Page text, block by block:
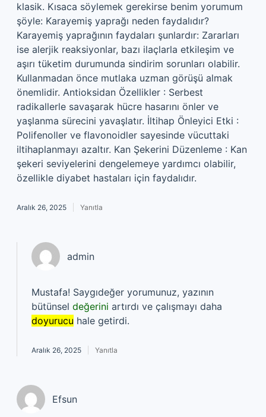
klasik. Kısaca söylemek gerekirse benim yorumum
şöyle: Karayemiş yaprağı neden faydalıdır?
Karayemiş yaprağının faydaları şunlardır: Zararları
ise alerjik reaksiyonlar, bazı ilaçlarla etkileşim ve
aşırı tüketim durumunda sindirim sorunları olabilir.
Kullanmadan önce mutlaka uzman görüşü almak
önemlidir. Antioksidan Özellikler : Serbest
radikallerle savaşarak hücre hasarını önler ve
yaşlanma sürecini yavaşlatır. İltihap Önleyici Etki :
Polifenoller ve flavonoidler sayesinde vücuttaki
iltihaplanmayı azaltır. Kan Şekerini Düzenleme : Kan
şekeri seviyelerini dengelemeye yardımcı olabilir,
özellikle diyabet hastaları için faydalıdır.
Aralık 26, 2025 Yanıtla
admin
Mustafa! Saygıdeğer yorumunuz, yazının
bütünsel değerini artırdı ve çalışmayı daha
doyurucu hale getirdi.
Aralık 26, 2025 Yanıtla
Efsun